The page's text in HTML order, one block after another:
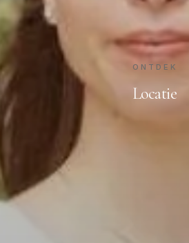
ONTDEK
Locatie